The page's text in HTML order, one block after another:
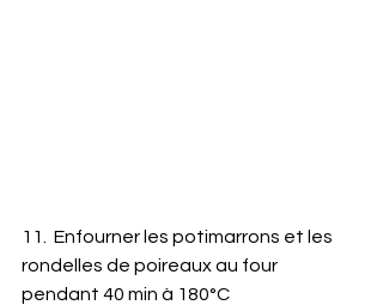
11.  Enfourner les potimarrons et les
rondelles de poireaux au four
pendant 40 min à 180°C